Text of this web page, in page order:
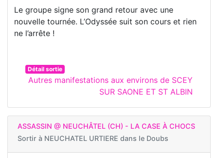
Le groupe signe son grand retour avec une
nouvelle tournée. L’Odyssée suit son cours et rien
ne l’arrête !
Détail sortie
Autres manifestations aux environs de SCEY
SUR SAONE ET ST ALBIN
ASSASSIN @ NEUCHÂTEL (CH) - LA CASE À CHOCS
Sortir à NEUCHATEL URTIERE dans le Doubs